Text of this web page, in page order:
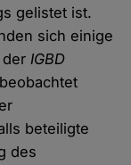
gelistet ist.
sich einige
derIGBD
beteiligte
des